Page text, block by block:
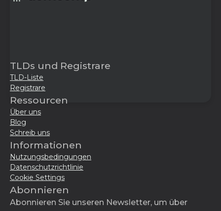
TLDs und Registrare
TLD-Liste
Registrare
Ressourcen
Über uns
Blog
Schreib uns
Informationen
Nutzungsbedingungen
Datenschutzrichtlinie
Cookie Settings
Abonnieren
Abonnieren Sie unseren Newsletter, um über